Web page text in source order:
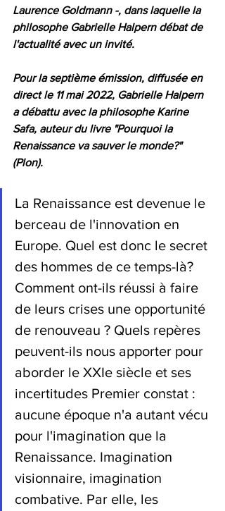
Laurence Goldmann -, dans laquelle la
philosophe Gabrielle Halpern débat de
l'actualité avec un invité.
Pour la septième émission, diffusée en
direct le 11 mai 2022, Gabrielle Halpern
a débattu avec la philosophe Karine
Safa, auteur du livre "Pourquoi la
Renaissance va sauver le monde?"
(Plon).
La Renaissance est devenue le
berceau de l'innovation en
Europe. Quel est donc le secret
des hommes de ce temps-là?
Comment ont-ils réussi à faire
de leurs crises une opportunité
de renouveau ? Quels repères
peuvent-ils nous apporter pour
aborder le XXIe siècle et ses
incertitudes Premier constat :
aucune époque n'a autant vécu
pour l'imagination que la
Renaissance. Imagination
visionnaire, imagination
combative. Par elle, les